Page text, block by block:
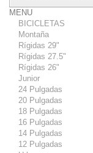
MENU
BICICLETAS
Montaña
Rígidas 29"
Rígidas 27.5"
Rígidas 26"
Junior
24 Pulgadas
20 Pulgadas
18 Pulgadas
16 Pulgadas
14 Pulgadas
12 Pulgadas